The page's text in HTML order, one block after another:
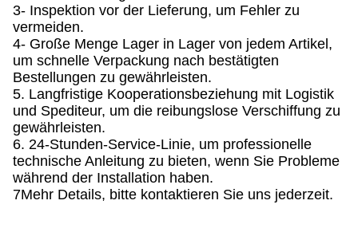
3- Inspektion vor der Lieferung, um Fehler zu
vermeiden.
4- Große Menge Lager in Lager von jedem Artikel,
um schnelle Verpackung nach bestätigten
Bestellungen zu gewährleisten.
5. Langfristige Kooperationsbeziehung mit Logistik
und Spediteur, um die reibungslose Verschiffung zu
gewährleisten.
6. 24-Stunden-Service-Linie, um professionelle
technische Anleitung zu bieten, wenn Sie Probleme
während der Installation haben.
7Mehr Details, bitte kontaktieren Sie uns jederzeit.